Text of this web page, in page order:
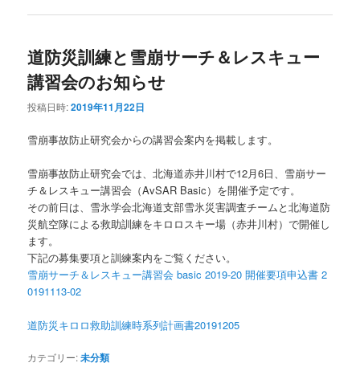
道防災訓練と雪崩サーチ＆レスキュー
講習会のお知らせ
投稿日時:2019年11月22日
雪崩事故防止研究会からの講習会案内を掲載します。
雪崩事故防止研究会では、北海道赤井川村で12月6日、雪崩サー
チ＆レスキュー講習会（AvSAR Basic）を開催予定です。
その前日は、雪氷学会北海道支部雪氷災害調査チームと北海道防
災航空隊による救助訓練をキロロスキー場（赤井川村）で開催し
ます。
下記の募集要項と訓練案内をご覧ください。
雪崩サーチ＆レスキュー講習会 basic 2019-20 開催要項申込書 2
0191113-02
道防災キロロ救助訓練時系列計画書20191205
カテゴリー:未分類